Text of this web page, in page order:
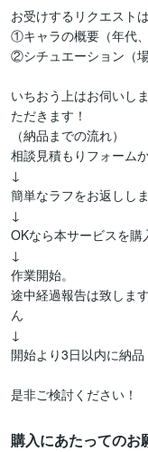
お受けするリクエスト
①キャラの概要（年代
②シチュエーション（場
いちおう上はお伺いし
ただきます！
（納品までの流れ）
相談見積もりフォー
↓
簡単なラフをお返ししま
↓
OKなら本サービスを購
↓
作業開始。
途中経過報告は致しま
ん
↓
開始より3日以内に納品
購入にあたってのお